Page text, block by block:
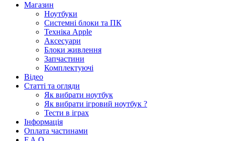
Магазин
Ноутбуки
Системні блоки та ПК
Техніка Apple
Аксесуари
Блоки живлення
Запчастини
Комплектуючі
Відео
Статті та огляди
Як вибрати ноутбук
Як вибрати ігровий ноутбук ?
Тести в іграх
Інформація
Оплата частинами